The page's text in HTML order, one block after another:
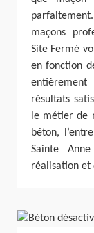
maçons
Site Fermé
en fonction
résultats
le métier de
béton,
Sainte
réalisation et